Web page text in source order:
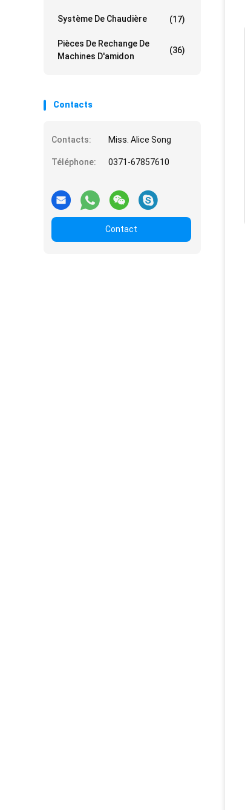
Système De Chaudière (17)
Pièces De Rechange De
Machines D'amidon
(36)
Contacts
Contacts: Miss. Alice Song
Téléphone: 0371-67857610
Contact